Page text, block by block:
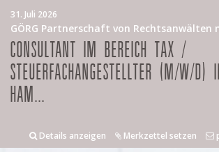
31. Juli 2026
GÖRG Partnerschaft von Rechtsanwälten
CONSULTANT IM BEREICH TAX /
STEUERFACHANGESTELLTER (M/W/
HAM...
Details anzeigen Merkzettel setzen